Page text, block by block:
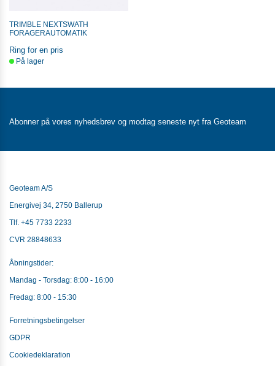
TRIMBLE NEXTSWATH
FORAGERAUTOMATIK
Ring for en pris
På lager
Abonner på vores nyhedsbrev og modtag seneste nyt fra Geoteam
Geoteam A/S
Energivej 34, 2750 Ballerup
Tlf. +45 7733 2233
CVR 28848633
Åbningstider:
Mandag - Torsdag: 8:00 - 16:00
Fredag: 8:00 - 15:30
Forretningsbetingelser
GDPR
Cookiedeklaration